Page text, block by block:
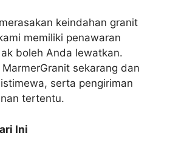
keindahan granit
memiliki penawaran
boleh Anda lewatkan.
sekarang dan
serta pengiriman
tertentu.
Ini